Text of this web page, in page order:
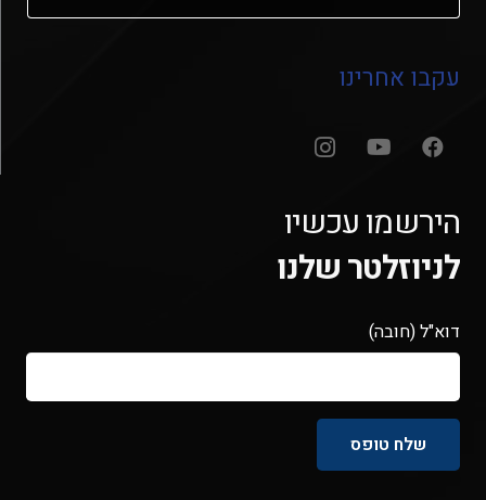
עקבו אחרינו
הירשמו עכשיו
לניוזלטר שלנו
דוא"ל (חובה)